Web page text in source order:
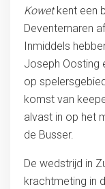
Kowetkent een
Deventernaren
Inmiddels
Joseph Oosting
op
komst van
alvast in op het
de Busser.
De wedstrijd in
krachtmeting in